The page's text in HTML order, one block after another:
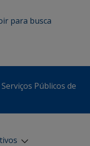
ir para busca
Públicos de